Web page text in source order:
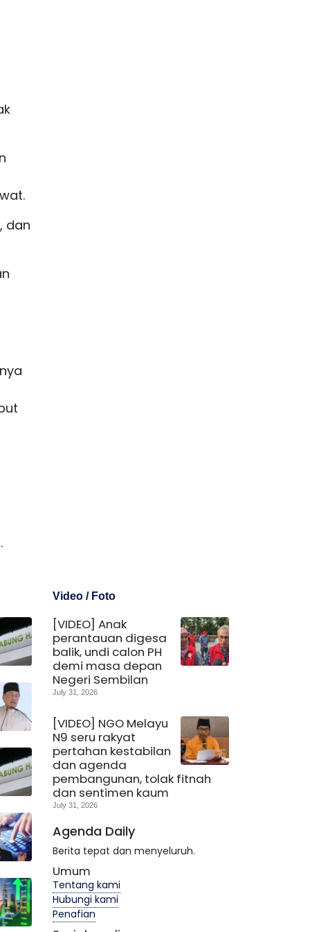
dan
Video / Foto
[VIDEO] Anak
perantauan digesa
balik, undi calon PH
demi masa depan
Negeri Sembilan
July 31, 2026
[VIDEO] NGO Melayu
N9 seru rakyat
pertahan kestabilan
dan agenda
pembangunan, tolak fitnah
dan sentimen kaum
July 31, 2026
Agenda Daily
Berita tepat dan menyeluruh.
Umum
Tentang kami
Hubungi kami
Penafian